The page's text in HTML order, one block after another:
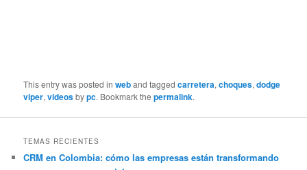
This entry was posted inweband taggedcarretera,choques,dodge
viper,videosbypc. Bookmark thepermalink.
TEMAS RECIENTES
CRM en Colombia: cómo las empresas están transformando